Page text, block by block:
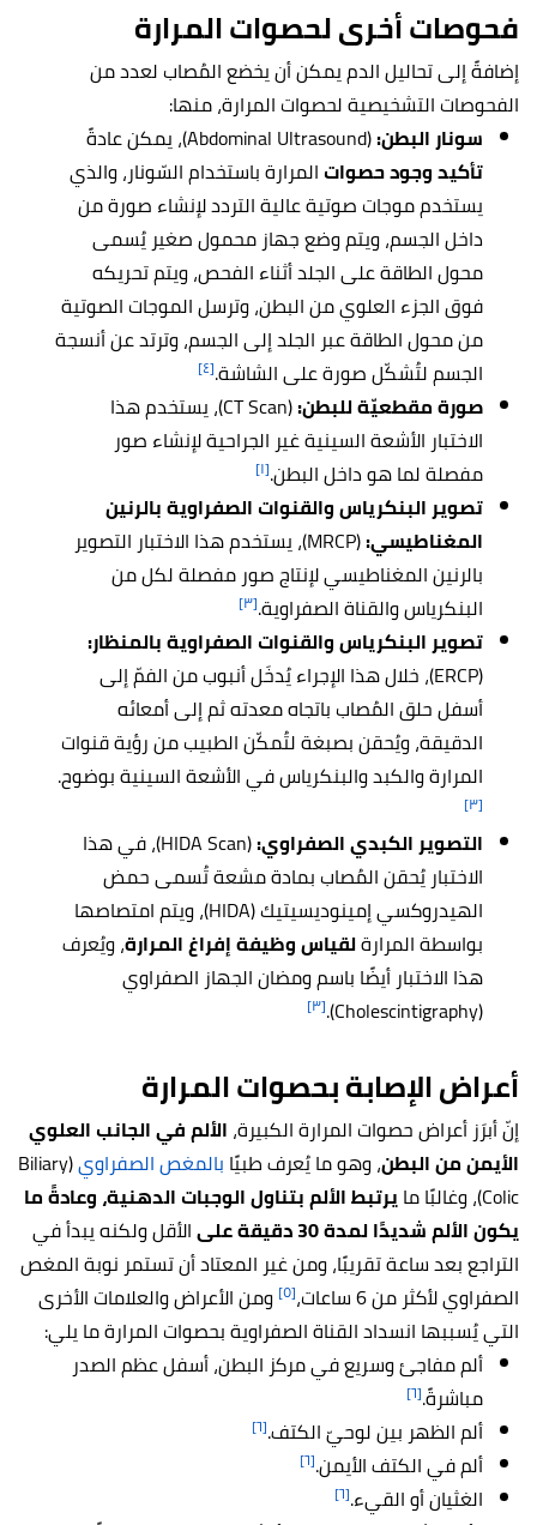
فحوصات أخرى لحصوات المرارة
إضافةً إلى تحاليل الدم يمكن أن يخضع المُصاب لعدد من
الفحوصات التشخيصية لحصوات المرارة، منها:
سونار البطن:(Abdominal Ultrasound)، يمكن عادةً
تأكيد وجود حصوات المرارة باستخدام السّونار، والذي
يستخدم موجات صوتية عالية التردد لإنشاء صورة من
داخل الجسم، ويتم وضع جهاز محمول صغير يُسمى
محول الطاقة على الجلد أثناء الفحص، ويتم تحريكه
فوق الجزء العلوي من البطن، وترسل الموجات الصوتية
من محول الطاقة عبر الجلد إلى الجسم، وترتد عن أنسجة
الجسم لتُشكّل صورة على الشاشة.[٤]
صورة مقطعيّة للبطن:
(CT Scan)، يستخدم هذا
الاختبار الأشعة السينية غير الجراحية لإنشاء صور
مفصلة لما هو داخل البطن.[١]
تصوير البنكرياس والقنوات الصفراوية بالرنين
المغناطيسي:
(MRCP)، يستخدم هذا الاختبار التصوير
بالرنين المغناطيسي لإنتاج صور مفصلة لكل من
البنكرياس والقناة الصفراوية.[٣]
تصوير البنكرياس والقنوات الصفراوية بالمنظار:
(ERCP)، خلال هذا الإجراء يُدخَل أنبوب من الفمّ إلى
أسفل حلق المُصاب باتجاه معدته ثم إلى أمعائه
الدقيقة، ويُحقن بصبغة لتُمكّن الطبيب من رؤية قنوات
المرارة والكبد والبنكرياس في الأشعة السينية بوضوح.
[٣]
التصوير الكبدي الصفراوي:
(HIDA Scan)، في هذا
الاختبار يُحقن المُصاب بمادة مشعة تُسمى حمض
الهيدروكسي إمينوديسيتيك (HIDA)، ويتم امتصاصها
بواسطة المرارةلقياس وظيفة إفراغ المرارة، ويُعرف
هذا الاختبار أيضًا باسم ومضان الجهاز الصفراوي
(Cholescintigraphy).
[٣]
أعراض الإصابة بحصوات المرارة
إنّ أبرَز أعراض حصوات المرارة الكبيرة، الألم في الجانب العلوي
الأيمن من البطن، وهو ما يُعرف طبيًا بالمغص الصفراوي (Biliary
Colic)، وغالبًا ما
يرتبط الألم بتناول الوجبات الدهنية، وعادةً ما
يكون الألم شديدًا لمدة 30 دقيقة على
الأقل ولكنه يبدأ في
التراجع بعد ساعة تقريبًا، ومن غير المعتاد أن تستمر نوبة المغص
الصفراوي لأكثر من 6 ساعات،
[٥]
ومن الأعراض والعلامات الأخرى
التي يُسببها انسداد القناة الصفراوية بحصوات المرارة ما يلي:
ألم مفاجئ وسريع في مركز البطن، أسفل عظم الصدر
مباشرةً.[٦]
ألم الظهر بين لوحيّ الكتف.[٦]
ألم في الكتف الأيمن.[٦]
الغثيان أو القيء.[٦]